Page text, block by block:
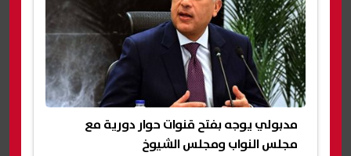
مدبولي يوجه بفتح قنوات حوار دورية مع
مجلس النواب ومجلس الشيوخ